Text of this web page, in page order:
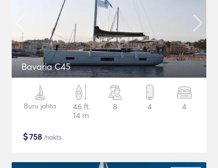
Bavaria C45
Buru jahta
46 ft
14 m
8 4 4
$758 /nakts